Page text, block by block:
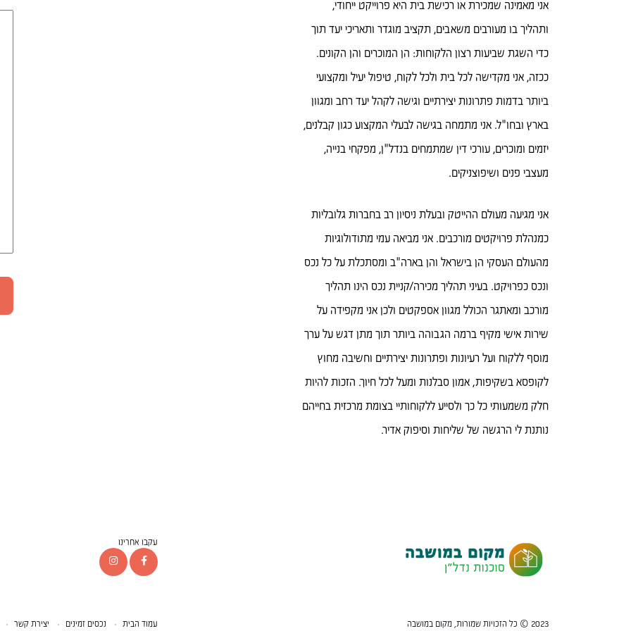
אני מאמינה שמכירת או רכישת בית היא פרוייקט ייחודי,
ותהליך בו מעורבים משאבים, תקציב מוגדר ותאריכי יעד תוך
כדי השגת שביעות רצון הלקוחות: הן המוכרים והן הקונים.
ככזה, אני מקדישה לכל בית ולכל לקוח, טיפול יעיל ומקצועי
ביותר בדמות פתרונות יצירתיים וגישה לקהל יעד רחב ומגוון
בארץ ובחו"ל. אני מתמחה בגישה לבעלי המקצוע כגון קבלנים,
יזמים ומוכרים, עורכי דין שמתמחים בנדל"ן, מפקחי בנייה,
מעצבי פנים ושיפוצניקים.
אני מגיעה מעולם ההייטק ובעלת ניסיון רב בחברות גלובליות
כמנהלת פרויקטים מורכבים. אני מביאה עמי מתודולוגיות
מהעולם העסקי הן בישראל והן בארה"ב ומסתכלת על כל נכס
ונכס כפרויקט. בעיני תהליך מכירה/קניית נכס הינו תהליך
מורכב ומאתגר הכולל מגוון אספקטים ולכן אני מקפידה על
שירות אישי מקיף ברמה הגבוהה ביותר תוך מתן דגש על ערך
מוסף ללקוח ועל רעיונות ופתרונות יצירתיים וחשיבה מחוץ
לקופסא בשקיפות, אמון סבלנות ומעל לכל חיוך. הזכות להיות
חלק משמעותי כל כך ולסייע ללקוחותיי בצומת מרכזית בחייהם
נותנת לי הרגשה של שליחות וסיפוק אדיר.
עקבו אחרינו
2023 © כל הזכויות שמורות, מקום במושבה עמוד הבית נכסים זמינים יצירת קשר